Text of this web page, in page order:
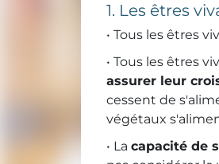
1. Les êtres
• Tous les êtres
• Tous les êtres
assurer leur
cessent de
végétaux
• La capacité de